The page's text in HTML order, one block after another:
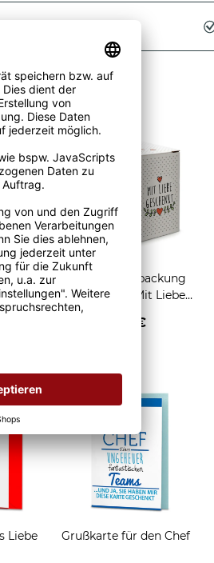
1
Geschenkverpackung
für Tassen - Mit Liebe
2,95 €
Verschenken
Liebe Grußkarte für den Chef